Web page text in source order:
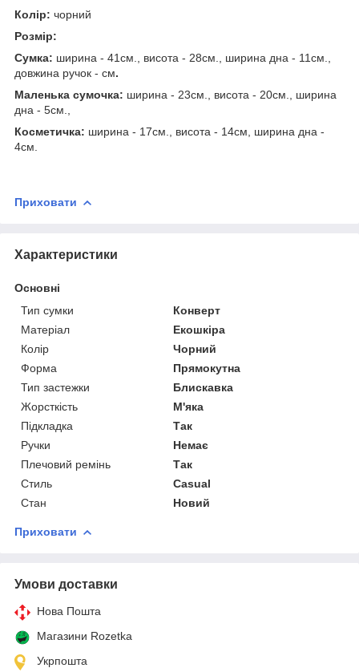
Колір: чорний
Розмір:
Сумка: ширина - 41см., висота - 28см., ширина дна - 11см.,
довжина ручок - см.
Маленька сумочка: ширина - 23см., висота - 20см., ширина
дна - 5см.,
Косметичка: ширина - 17см., висота - 14см, ширина дна -
4см.
Приховати
Характеристики
Основні
Тип сумки
Конверт
Матеріал
Екошкіра
Колір
Чорний
Форма
Прямокутна
Тип застежки
Блискавка
Жорсткість
М'яка
Підкладка
Так
Ручки
Немає
Плечовий ремінь
Так
Стиль
Casual
Стан
Новий
Приховати
Умови доставки
Нова Пошта
Магазини Rozetka
Укрпошта